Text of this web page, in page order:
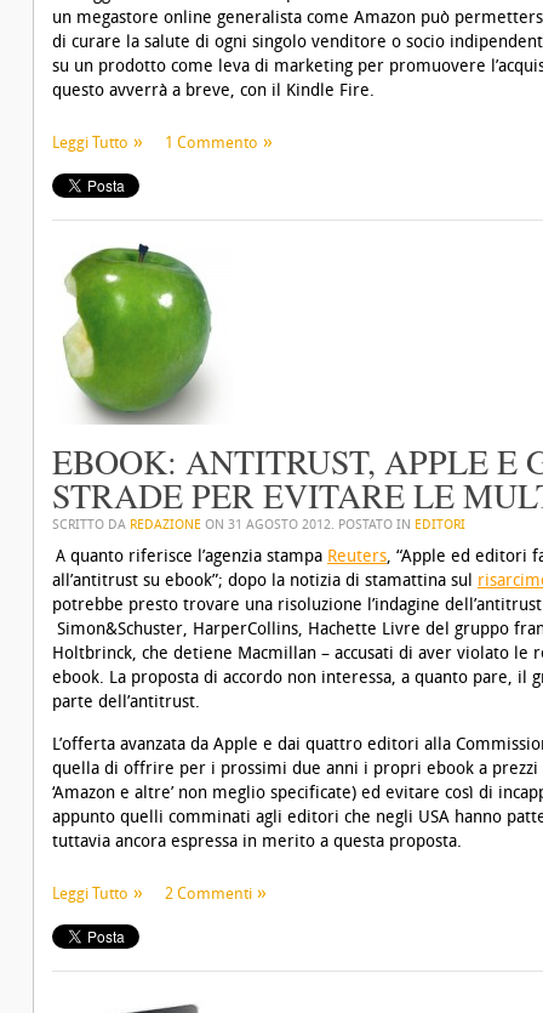
un megastore online generalista come Amazon può
di curare la salute di ogni singolo venditore o socio
su un prodotto come leva di marketing per promuovere
questo avverrà a breve, con il Kindle Fire.
Leggi Tutto 1 Commento
EBOOK: ANTITRUST, APPLE E
STRADE PER EVITARE LE
SCRITTO DA REDAZIONE ON 31 AGOSTO 2012. POSTATO IN EDITORI
A quanto riferisce l’agenzia stampa Reuters, “Apple ed editori
all’antitrust su ebook”; dopo la notizia di stamattina sul
potrebbe presto trovare una risoluzione l’indagine
Simon&Schuster, HarperCollins, Hachette Livre del gruppo
Holtbrinck, che detiene Macmillan – accusati di aver violato le
ebook. La proposta di accordo non interessa, a quanto pare, il
parte dell’antitrust.
L’offerta avanzata da Apple e dai quattro editori alla
quella di offrire per i prossimi due anni i propri ebook a
‘Amazon e altre’ non meglio specificate) ed evitare così di
appunto quelli comminati agli editori che negli USA hanno
tuttavia ancora espressa in merito a questa proposta.
Leggi Tutto 2 Commenti